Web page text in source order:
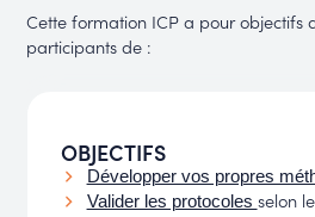
Cette formation ICP a pour objectifs
participants de :
OBJECTIFS
Développer vos propres
Valider les protocoles selon